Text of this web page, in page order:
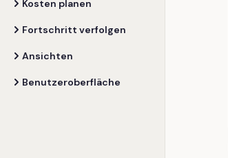
Kosten planen
Fortschritt verfolgen
Ansichten
Benutzeroberfläche